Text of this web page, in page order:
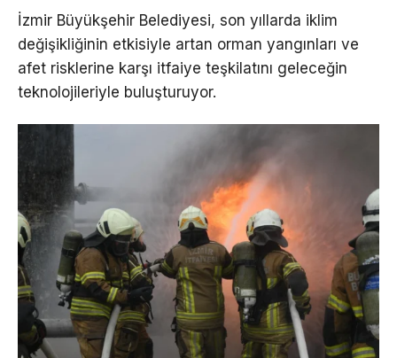
İzmir Büyükşehir Belediyesi, son yıllarda iklim
değişikliğinin etkisiyle artan orman yangınları ve
afet risklerine karşı itfaiye teşkilatını geleceğin
teknolojileriyle buluşturuyor.